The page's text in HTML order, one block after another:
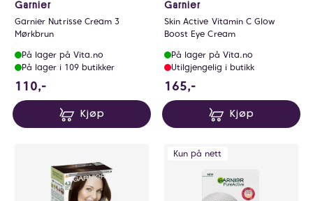
Garnier
Garnier Nutrisse Cream 3
Mørkbrun
På lager på Vita.no
På lager i 109 butikker
110,-
Kjøp
Garnier
Skin Active Vitamin C Glow
Boost Eye Cream
På lager på Vita.no
Utilgjengelig i butikk
165,-
Kjøp
Kun på nett